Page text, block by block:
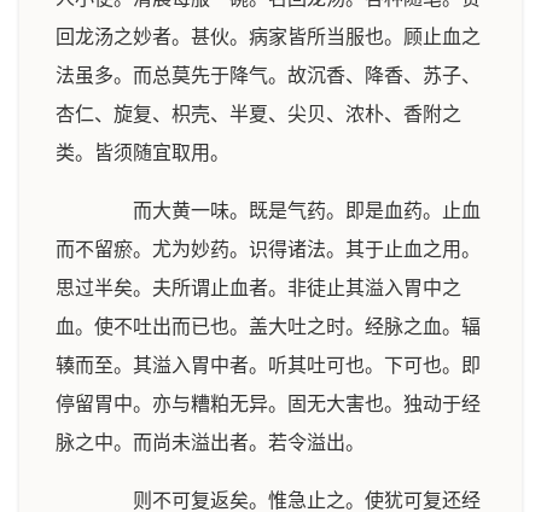
回龙汤之妙者。甚伙。病家皆所当服也。顾止血之
法虽多。而总莫先于降气。故沉香、降香、苏子、
杏仁、旋复、枳壳、半夏、尖贝、浓朴、香附之
类。皆须随宜取用。
而大黄一味。既是气药。即是血药。止血
而不留瘀。尤为妙药。识得诸法。其于止血之用。
思过半矣。夫所谓止血者。非徒止其溢入胃中之
血。使不吐出而已也。盖大吐之时。经脉之血。辐
辏而至。其溢入胃中者。听其吐可也。下可也。即
停留胃中。亦与糟粕无异。固无大害也。独动于经
脉之中。而尚未溢出者。若令溢出。
则不可复返矣。惟急止之。使犹可复还经